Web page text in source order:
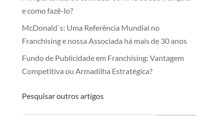
e como fazê-lo?
McDonald´s: Uma Referência Mundial no
Franchising e nossa Associada há mais de 30 anos
Fundo de Publicidade em Franchising: Vantagem
Competitiva ou Armadilha Estratégica?
Pesquisar outros artigos